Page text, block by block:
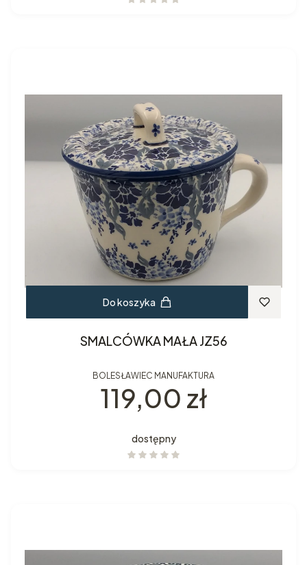
Do koszyka
SMALCÓWKA MAŁA JZ56
BOLESŁAWIEC MANUFAKTURA
Cena
119,00 zł
dostępny